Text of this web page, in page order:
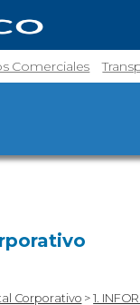
Comerciales
Corporativo >1.